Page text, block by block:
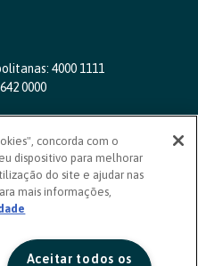
4000 1111
0000
a sexta, das 8h às 20h)
fala
concorda com o
dispositivo para melhorar
do site e ajudar nas
mais informações,
Aceitar todos os